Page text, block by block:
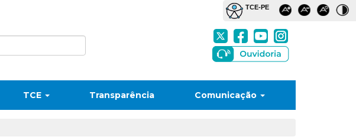
TCE Transparência Comunicação